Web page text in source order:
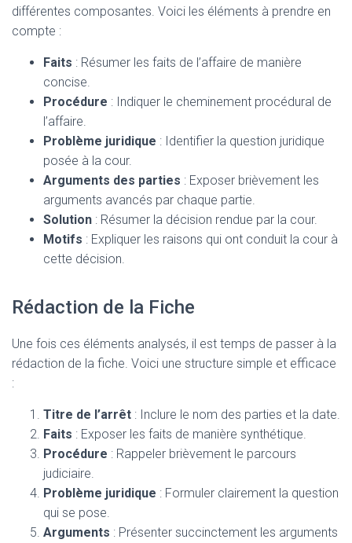
différentes composantes. Voici les éléments à prendre en
compte :
Faits : Résumer les faits de l’affaire de manière
concise.
Procédure : Indiquer le cheminement procédural de
l’affaire.
Problème juridique : Identifier la question juridique
posée à la cour.
Arguments des parties : Exposer brièvement les
arguments avancés par chaque partie.
Solution : Résumer la décision rendue par la cour.
Motifs : Expliquer les raisons qui ont conduit la cour à
cette décision.
Rédaction de la Fiche
Une fois ces éléments analysés, il est temps de passer à la
rédaction de la fiche. Voici une structure simple et efficace
:
Titre de l’arrêt : Inclure le nom des parties et la date.
Faits : Exposer les faits de manière synthétique.
Procédure : Rappeler brièvement le parcours
judiciaire.
Problème juridique : Formuler clairement la question
qui se pose.
Arguments : Présenter succinctement les arguments